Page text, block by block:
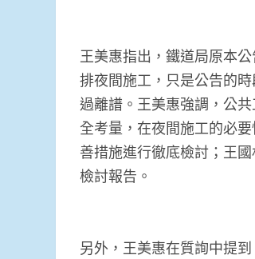
王美惠指出，鐵道局原本
排夜間施工，只是公告的
過離譜。王美惠強調，公
全考量，在夜間施工的必
善措施進行徹底檢討；王
檢討報告。
另外，王美惠在質詢中提